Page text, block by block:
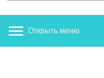
Открыть меню